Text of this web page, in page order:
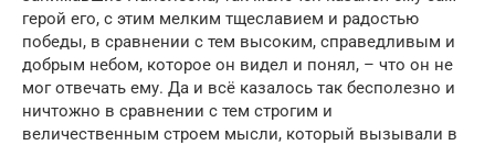
герой его, с этим мелким тщеславием и радостью
победы, в сравнении с тем высоким, справедливым и
добрым небом, которое он видел и понял, – что он не
мог отвечать ему. Да и всё казалось так бесполезно и
ничтожно в сравнении с тем строгим и
величественным строем мысли, который вызывали в